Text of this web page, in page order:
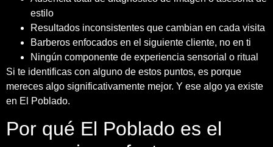
estilo
Resultados inconsistentes que cambian en cada visita
Barberos enfocados en el siguiente cliente, no en ti
Ningún componente de experiencia sensorial o ritual
Si te identificas con alguno de estos puntos, es porque
mereces algo significativamente mejor. Y ese algo ya existe
en El Poblado.
Por qué El Poblado es el